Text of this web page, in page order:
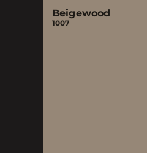
Beigewood
1007